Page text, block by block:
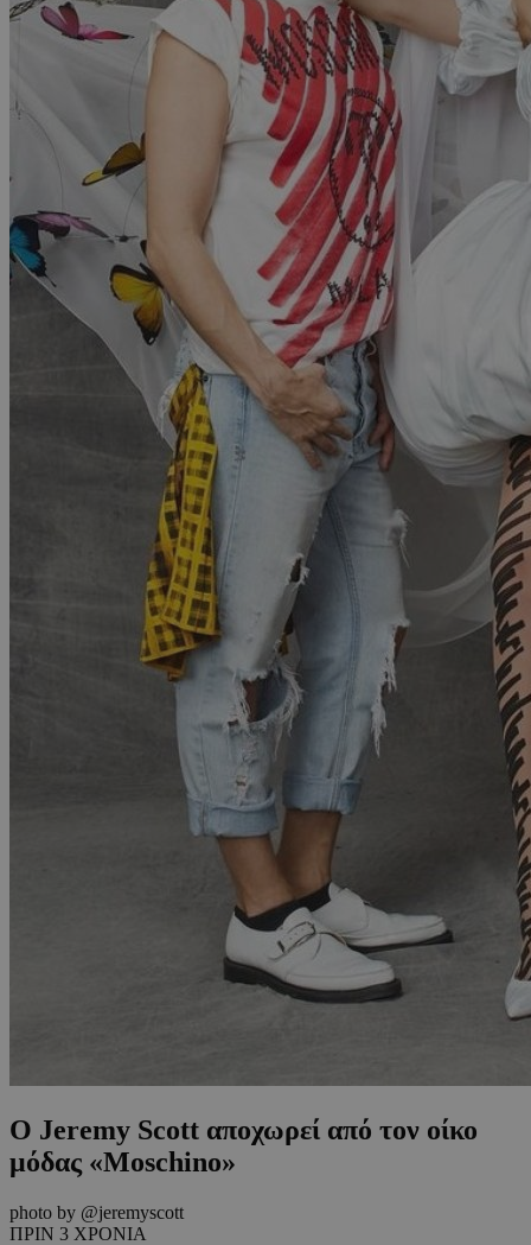
Ο Jeremy Scott αποχωρεί από τον οίκο
μόδας «Moschino»
photo by @jeremyscott
ΠΡΙΝ 3 ΧΡΟΝΙΑ